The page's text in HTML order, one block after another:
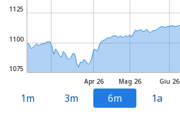
Mag 26
Apr 26 Giu 26
1075
1100
1125
1m 3m 6m 1a